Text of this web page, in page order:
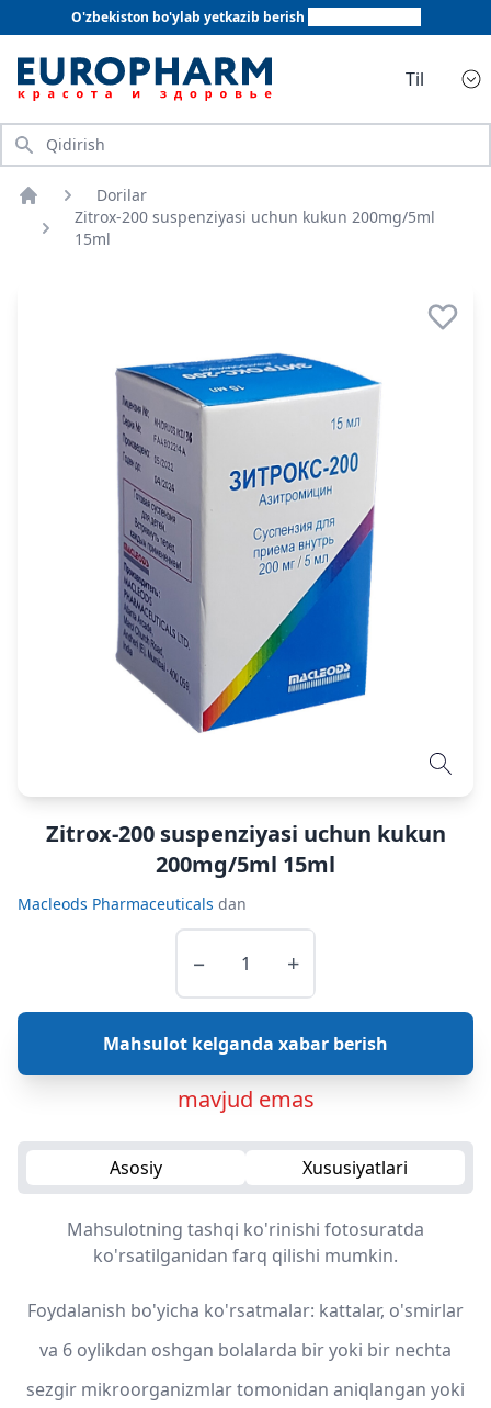
O'zbekiston bo'ylab yetkazib berish
Til
Qidirish
Bosh sahifa
Dorilar
Zitrox-200 suspenziyasi uchun kukun 200mg/5ml
15ml
Zitrox-200 suspenziyasi uchun kukun
200mg/5ml 15ml
Macleods Pharmaceuticals dan
− +
Mahsulot kelganda xabar berish
mavjud emas
Asosiy Xususiyatlari
Mahsulotning tashqi ko'rinishi fotosuratda
ko'rsatilganidan farq qilishi mumkin.
Foydalanish bo'yicha ko'rsatmalar: kattalar, o'smirlar
va 6 oylikdan oshgan bolalarda bir yoki bir nechta
sezgir mikroorganizmlar tomonidan aniqlangan yoki